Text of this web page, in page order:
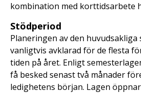
kombination med korttidsarbete
Stödperiod
Planeringen av den huvudsakliga
vanligtvis avklarad för de flesta
tiden på året. Enligt
få besked senast två månader
ledighetens början. Lagen